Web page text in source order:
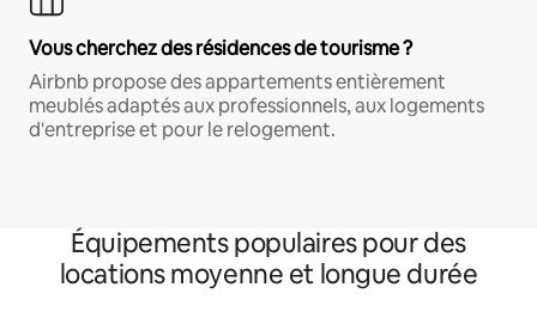
Vous cherchez des résidences de tourisme ?
Airbnb propose des appartements entièrement
meublés adaptés aux professionnels, aux logements
d'entreprise et pour le relogement.
Équipements populaires pour des
locations moyenne et longue durée